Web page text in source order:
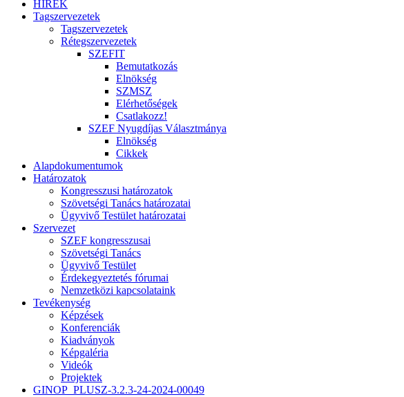
HÍREK
Tagszervezetek
Tagszervezetek
Rétegszervezetek
SZEFIT
Bemutatkozás
Elnökség
SZMSZ
Elérhetőségek
Csatlakozz!
SZEF Nyugdíjas Választmánya
Elnökség
Cikkek
Alapdokumentumok
Határozatok
Kongresszusi határozatok
Szövetségi Tanács határozatai
Ügyvivő Testület határozatai
Szervezet
SZEF kongresszusai
Szövetségi Tanács
Ügyvivő Testület
Érdekegyeztetés fórumai
Nemzetközi kapcsolataink
Tevékenység
Képzések
Konferenciák
Kiadványok
Képgaléria
Videók
Projektek
GINOP_PLUSZ-3.2.3-24-2024-00049